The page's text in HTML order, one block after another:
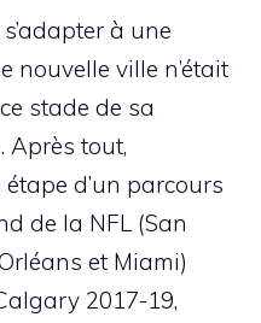
à une
nouvelle ville n’était
stade de sa
Après tout,
d’un parcours
de la NFL (San
et Miami)
2017-19,